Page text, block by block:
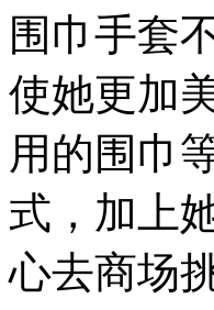
围巾手套
使她更加
用的围巾
式，加上
心去商场